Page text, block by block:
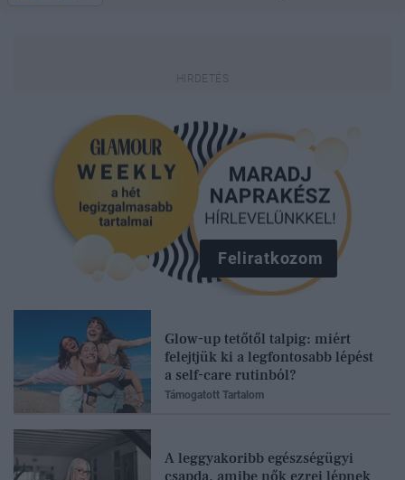
Feliratkozom
Glow-up tetőtől talpig: miért
felejtjük ki a legfontosabb lépést
a self-care rutinból?
Támogatott Tartalom
A leggyakoribb egészségügyi